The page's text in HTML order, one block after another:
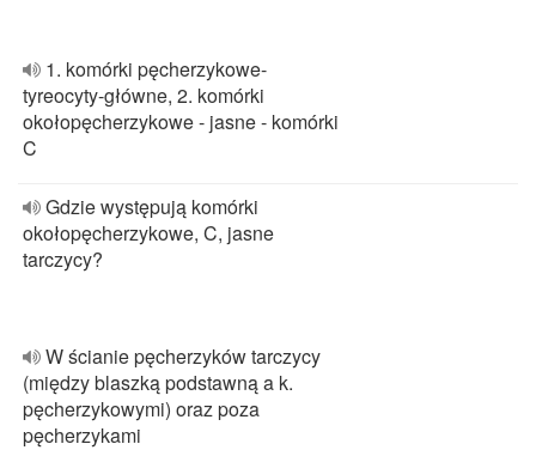
1. komórki pęcherzykowe-
tyreocyty-główne, 2. komórki
okołopęcherzykowe - jasne - komórki
C
Gdzie występują komórki
okołopęcherzykowe, C, jasne
tarczycy?
W ścianie pęcherzyków tarczycy
(między blaszką podstawną a k.
pęcherzykowymi) oraz poza
pęcherzykami